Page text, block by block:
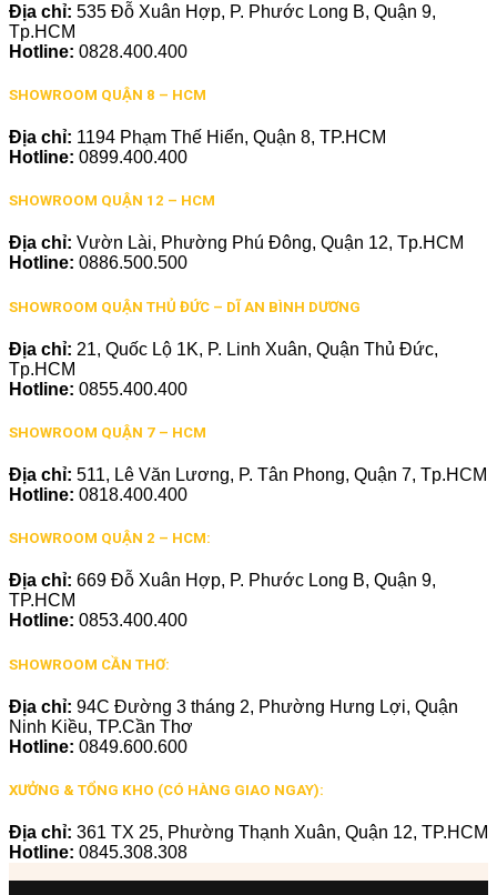
Địa chỉ: 535 Đỗ Xuân Hợp, P. Phước Long B, Quận 9,
Tp.HCM
Hotline: 0828.400.400
SHOWROOM QUẬN 8 – HCM
Địa chỉ: 1194 Phạm Thế Hiển, Quận 8, TP.HCM
Hotline: 0899.400.400
SHOWROOM QUẬN 12 – HCM
Địa chỉ: Vườn Lài, Phường Phú Đông, Quận 12, Tp.HCM
Hotline: 0886.500.500
SHOWROOM QUẬN THỦ ĐỨC – DĨ AN BÌNH DƯƠNG
Địa chỉ: 21, Quốc Lộ 1K, P. Linh Xuân, Quận Thủ Đức,
Tp.HCM
Hotline: 0855.400.400
SHOWROOM QUẬN 7 – HCM
Địa chỉ: 511, Lê Văn Lương, P. Tân Phong, Quận 7, Tp.HCM
Hotline: 0818.400.400
SHOWROOM QUẬN 2 – HCM:
Địa chỉ: 669 Đỗ Xuân Hợp, P. Phước Long B, Quận 9,
TP.HCM
Hotline: 0853.400.400
SHOWROOM CẦN THƠ:
Địa chỉ: 94C Đường 3 tháng 2, Phường Hưng Lợi, Quận
Ninh Kiều, TP.Cần Thơ
Hotline: 0849.600.600
XƯỞNG & TỔNG KHO (CÓ HÀNG GIAO NGAY):
Địa chỉ: 361 TX 25, Phường Thạnh Xuân, Quận 12, TP.HCM
Hotline: 0845.308.308